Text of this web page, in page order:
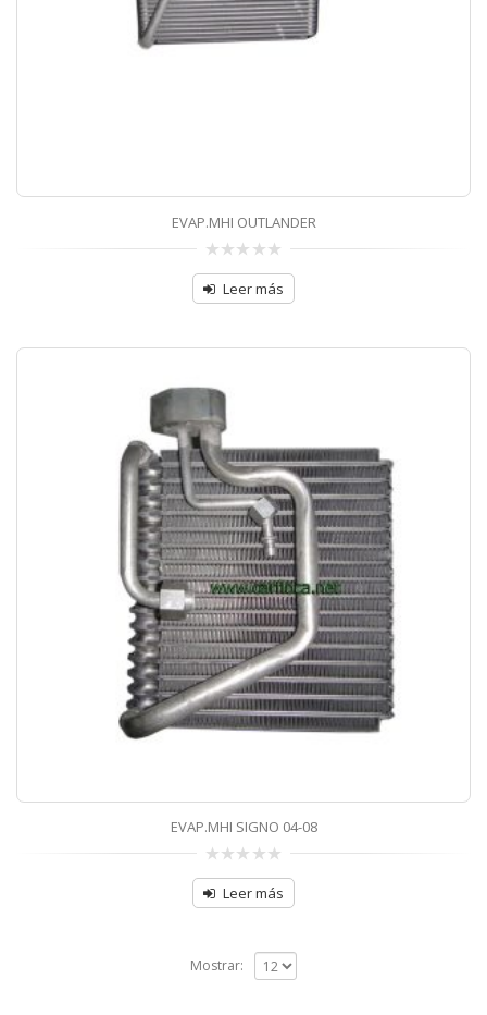
EVAP.MHI OUTLANDER
sobreLeer más
EVAP.MHI SIGNO 04-08
0
sobreLeer más
Mostrar: